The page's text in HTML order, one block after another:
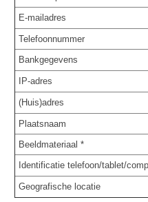
E-mailadres
Telefoonnummer
Bankgegevens
IP-adres
(Huis)adres
Plaatsnaam
Beeldmateriaal *
Identificatie telefoon/tablet/
Geografische locatie